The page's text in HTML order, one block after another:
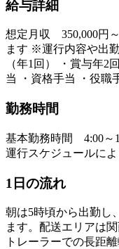
給与詳細
想定月収 350,000円
ます ※運行内容や出
（年1回） ・賞与年2
当 ・資格手当 ・役職
勤務時間
基本勤務時間 4:00～
運行スケジュールに
1日の流れ
朝は5時頃から出勤し
ます。配送エリアは
トレーラーでの長距